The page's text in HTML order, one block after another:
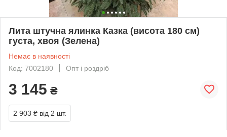
Лита штучна ялинка Казка (висота 180 см)
густа, хвоя (Зелена)
Немає в наявності
Код: 7002180
Опт і роздріб
3 145 ₴
2 903 ₴ від 2 шт.